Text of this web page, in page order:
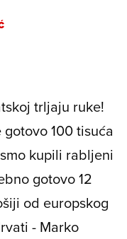
trljaju ruke!
100 tisuća
kupili rabljeni
gotovo 12
od europskog
- Marko